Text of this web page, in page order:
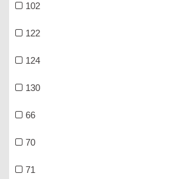
102
122
124
130
66
70
71